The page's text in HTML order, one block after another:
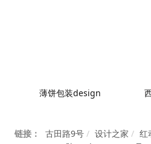
薄饼包装design
链接： 古田路9号 / 设计之家 / 红